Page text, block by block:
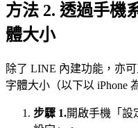
方法 2. 透過手機
體大小
除了 LINE 內建功能，亦
字體大小（以下以 iPhone
步驟 1.開啟手機「